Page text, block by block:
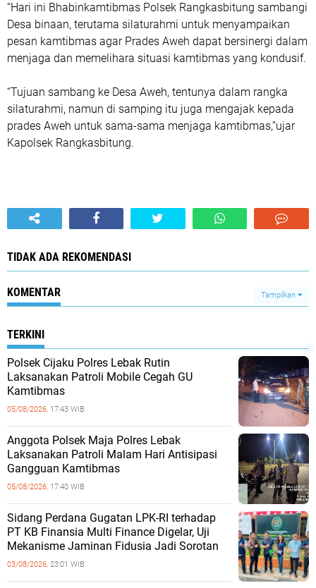
“Hari ini Bhabinkamtibmas Polsek Rangkasbitung sambangi
Desa binaan, terutama silaturahmi untuk menyampaikan
pesan kamtibmas agar Prades Aweh dapat bersinergi dalam
menjaga dan memelihara situasi kamtibmas yang kondusif.
“Tujuan sambang ke Desa Aweh, tentunya dalam rangka
silaturahmi, namun di samping itu juga mengajak kepada
prades Aweh untuk sama-sama menjaga kamtibmas,”ujar
Kapolsek Rangkasbitung.
TIDAK ADA REKOMENDASI
KOMENTAR Tampilkan
TERKINI
Polsek Cijaku Polres Lebak Rutin
Laksanakan Patroli Mobile Cegah GU
Kamtibmas
05/08/2026, 17:43 WIB
Anggota Polsek Maja Polres Lebak
Laksanakan Patroli Malam Hari Antisipasi
Gangguan Kamtibmas
05/08/2026, 17:40 WIB
Sidang Perdana Gugatan LPK-RI terhadap
PT KB Finansia Multi Finance Digelar, Uji
Mekanisme Jaminan Fidusia Jadi Sorotan
03/08/2026, 23:01 WIB